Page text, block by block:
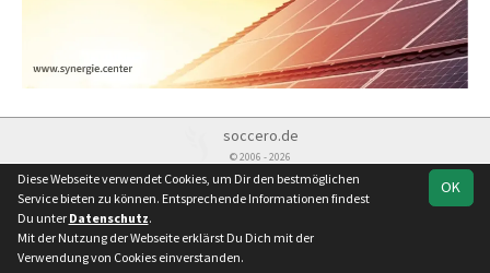
soccero.de
© 2006 - 2026
Besucherstatistik Kontakt Impressum Datenschutz OK
Diese Webseite verwendet Cookies, um Dir den bestmöglichen
Service bieten zu können. Entsprechende Informationen findest
Du unter Datenschutz.
Mit der Nutzung der Webseite erklärst Du Dich mit der
Verwendung von Cookies einverstanden.